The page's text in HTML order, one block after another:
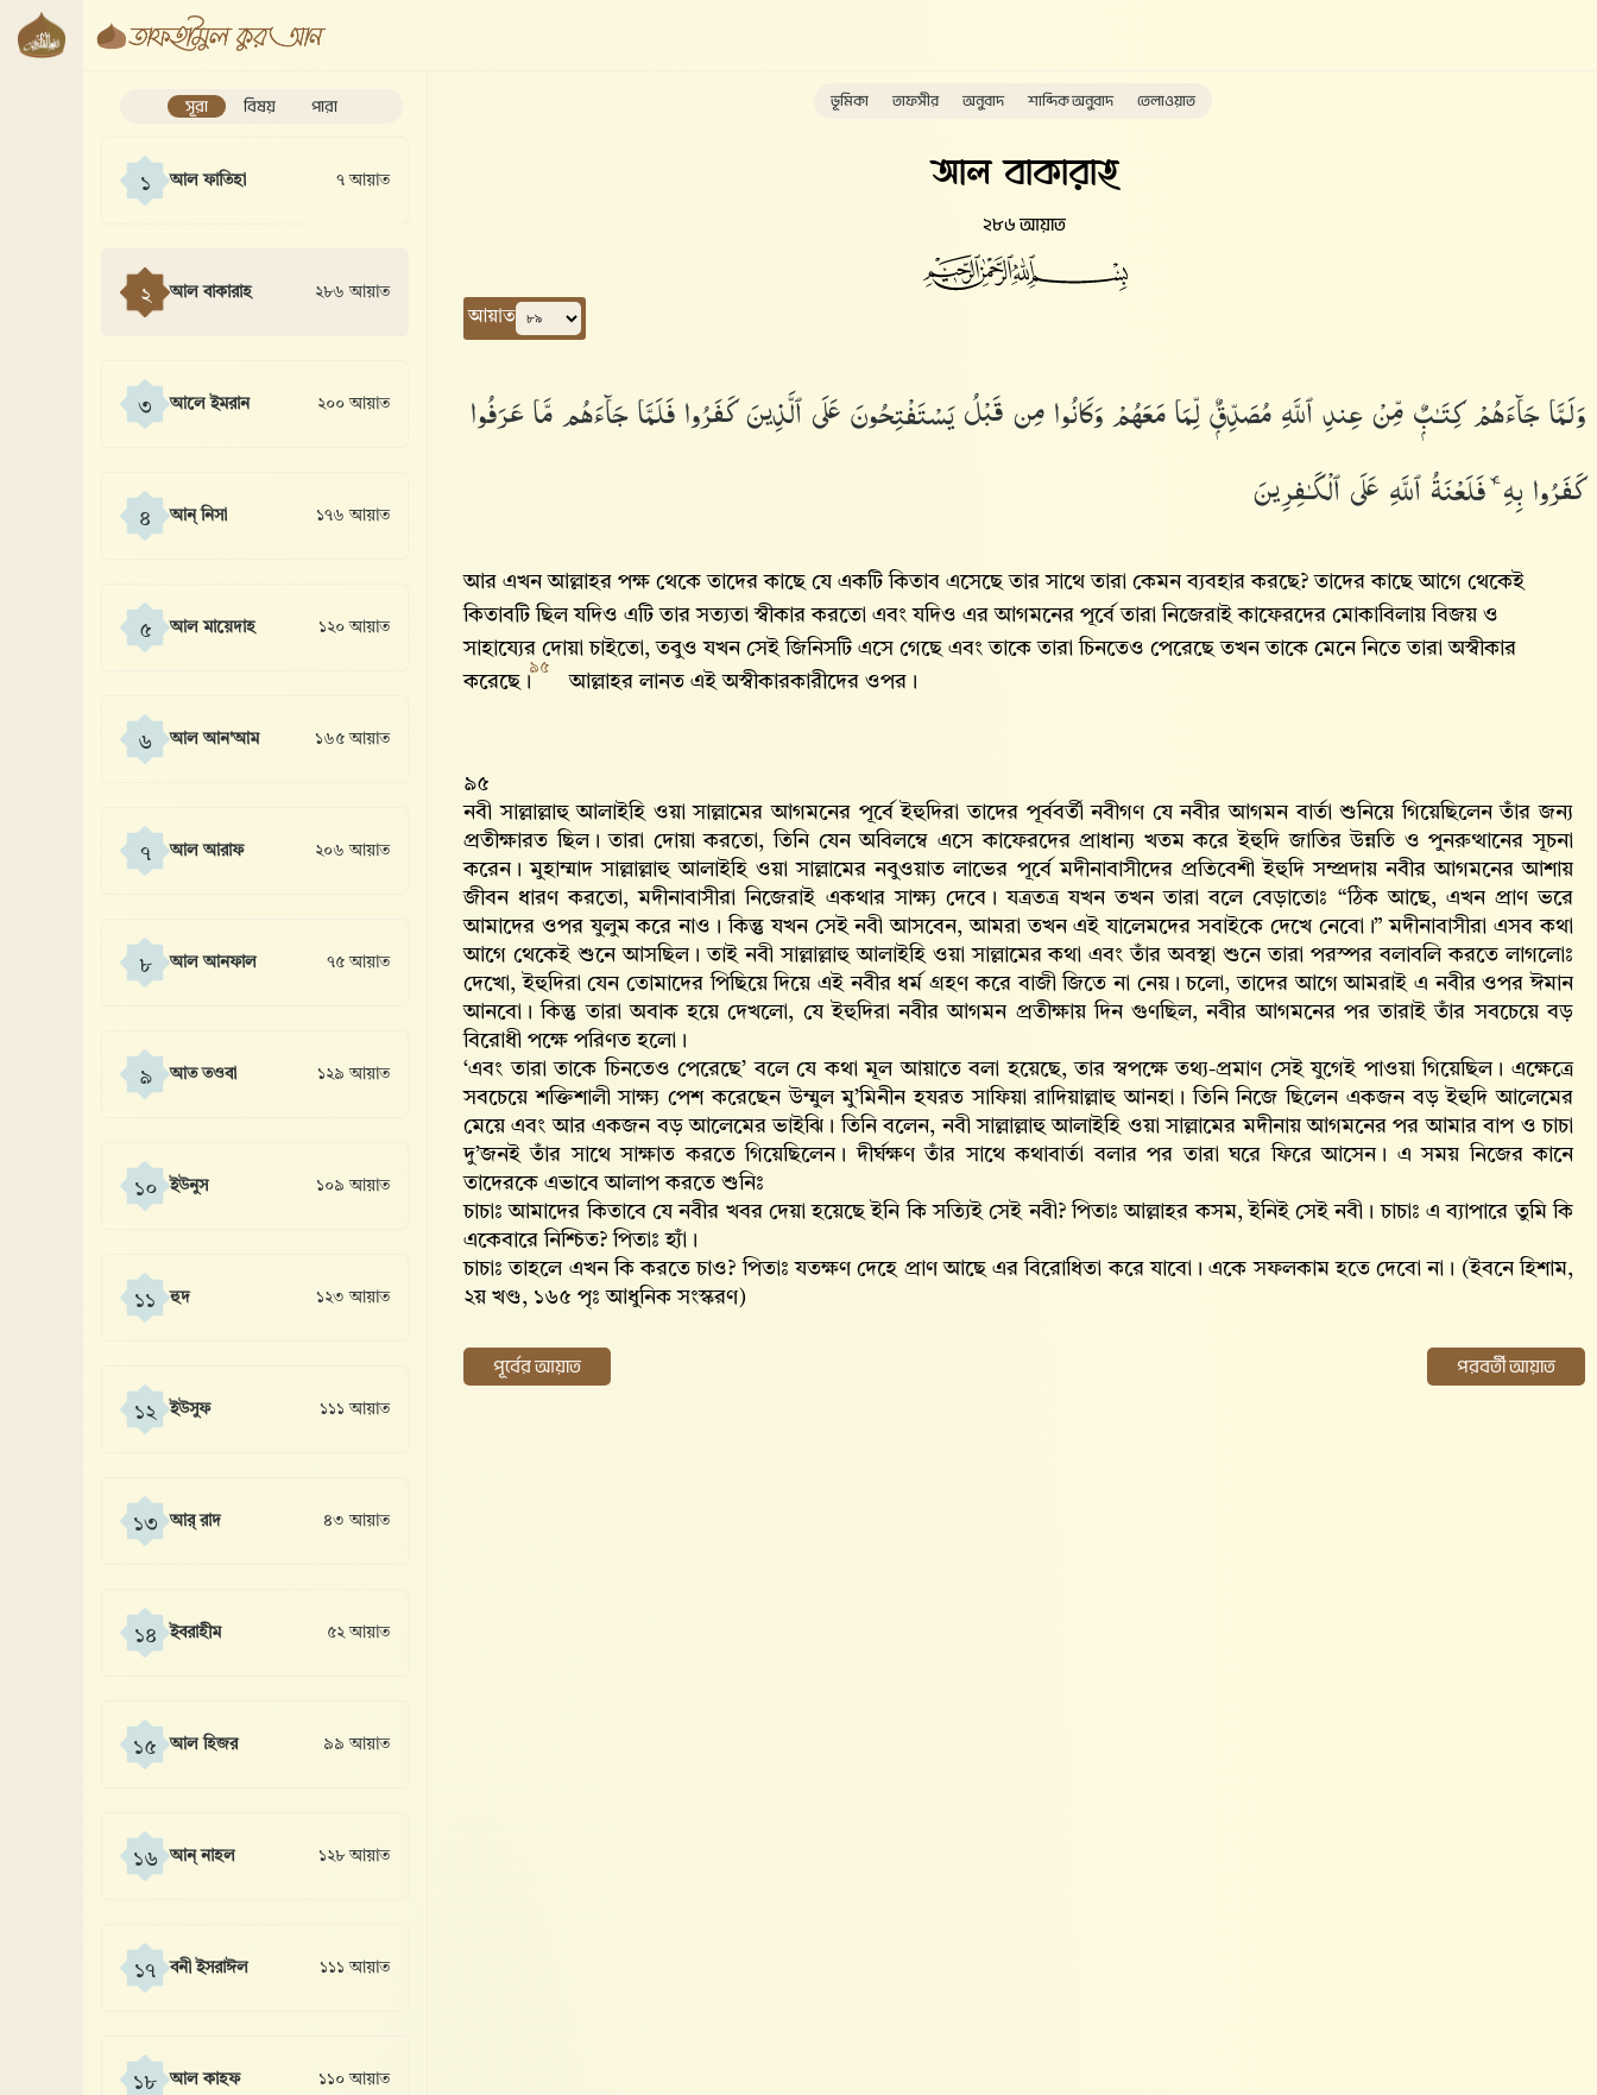
সূরা বিষয় পারা
১ আল ফাতিহা ৭ আয়াত
২ আল বাকারাহ ২৮৬ আয়াত
৩ আলে ইমরান ২০০ আয়াত
৪ আন্ নিসা ১৭৬ আয়াত
৫ আল মায়েদাহ ১২০ আয়াত
৬ আল আন'আম ১৬৫ আয়াত
৭ আল আরাফ ২০৬ আয়াত
৮ আল আনফাল ৭৫ আয়াত
৯ আত তওবা ১২৯ আয়াত
১০ ইউনুস ১০৯ আয়াত
১১ হুদ ১২৩ আয়াত
১২ ইউসুফ ১১১ আয়াত
১৩ আর্ রাদ ৪৩ আয়াত
১৪ ইবরাহীম ৫২ আয়াত
১৫ আল হিজর ৯৯ আয়াত
১৬ আন্ নাহল ১২৮ আয়াত
১৭ বনী ইসরাঈল ১১১ আয়াত
১৮ আল কাহফ ১১০ আয়াত
ভূমিকা তাফসীর অনুবাদ শাব্দিক অনুবাদ তেলাওয়াত
আল বাকারাহ
২৮৬ আয়াত
আয়াত
وَلَمَّا جَآءَهُمْ كِتَـٰبٌۭ مِّنْ عِندِ ٱللَّهِ مُصَدِّقٌۭ لِّمَا مَعَهُمْ وَكَانُوا۟ مِن قَبْلُ يَسْتَفْتِحُونَ عَلَى ٱلَّذِينَ كَفَرُوا۟ فَلَمَّا جَآءَهُم مَّا عَرَفُوا۟
كَفَرُوا۟ بِهِۦ ۚ فَلَعْنَةُ ٱللَّهِ عَلَى ٱلْكَـٰفِرِينَ
আর এখন আল্লাহর পক্ষ থেকে তাদের কাছে যে একটি কিতাব এসেছে তার সাথে তারা কেমন ব্যবহার করছে? তাদের কাছে আগে থেকেই
কিতাবটি ছিল যদিও এটি তার সত্যতা স্বীকার করতো এবং যদিও এর আগমনের পূর্বে তারা নিজেরাই কাফেরদের মোকাবিলায় বিজয় ও
সাহায্যের দোয়া চাইতো, তবুও যখন সেই জিনিসটি এসে গেছে এবং তাকে তারা চিনতেও পেরেছে তখন তাকে মেনে নিতে তারা অস্বীকার
করেছে।
৯৫
আল্লাহর লানত এই অস্বীকারকারীদের ওপর।
৯৫
নবী সাল্লাল্লাহু আলাইহি ওয়া সাল্লামের আগমনের পূর্বে ইহুদিরা তাদের পূর্ববর্তী নবীগণ যে নবীর আগমন বার্তা শুনিয়ে গিয়েছিলেন তাঁর জন্য
প্রতীক্ষারত ছিল। তারা দোয়া করতো, তিনি যেন অবিলম্বে এসে কাফেরদের প্রাধান্য খতম করে ইহুদি জাতির উন্নতি ও পুনরুত্থানের সূচনা
করেন। মুহাম্মাদ সাল্লাল্লাহু আলাইহি ওয়া সাল্লামের নবুওয়াত লাভের পূর্বে মদীনাবাসীদের প্রতিবেশী ইহুদি সম্প্রদায় নবীর আগমনের আশায়
জীবন ধারণ করতো, মদীনাবাসীরা নিজেরাই একথার সাক্ষ্য দেবে। যত্রতত্র যখন তখন তারা বলে বেড়াতোঃ “ঠিক আছে, এখন প্রাণ ভরে
আমাদের ওপর যুলুম করে নাও। কিন্তু যখন সেই নবী আসবেন, আমরা তখন এই যালেমদের সবাইকে দেখে নেবো।” মদীনাবাসীরা এসব কথা
আগে থেকেই শুনে আসছিল। তাই নবী সাল্লাল্লাহু আলাইহি ওয়া সাল্লামের কথা এবং তাঁর অবস্থা শুনে তারা পরস্পর বলাবলি করতে লাগলোঃ
দেখো, ইহুদিরা যেন তোমাদের পিছিয়ে দিয়ে এই নবীর ধর্ম গ্রহণ করে বাজী জিতে না নেয়। চলো, তাদের আগে আমরাই এ নবীর ওপর ঈমান
আনবো। কিন্তু তারা অবাক হয়ে দেখলো, যে ইহুদিরা নবীর আগমন প্রতীক্ষায় দিন গুণছিল, নবীর আগমনের পর তারাই তাঁর সবচেয়ে বড়
বিরোধী পক্ষে পরিণত হলো।
‘এবং তারা তাকে চিনতেও পেরেছে’ বলে যে কথা মূল আয়াতে বলা হয়েছে, তার স্বপক্ষে তথ্য-প্রমাণ সেই যুগেই পাওয়া গিয়েছিল। এক্ষেত্রে
সবচেয়ে শক্তিশালী সাক্ষ্য পেশ করেছেন উম্মুল মু’মিনীন হযরত সাফিয়া রাদিয়াল্লাহু আনহা। তিনি নিজে ছিলেন একজন বড় ইহুদি আলেমের
মেয়ে এবং আর একজন বড় আলেমের ভাইঝি। তিনি বলেন, নবী সাল্লাল্লাহু আলাইহি ওয়া সাল্লামের মদীনায় আগমনের পর আমার বাপ ও চাচা
দু’জনই তাঁর সাথে সাক্ষাত করতে গিয়েছিলেন। দীর্ঘক্ষণ তাঁর সাথে কথাবার্তা বলার পর তারা ঘরে ফিরে আসেন। এ সময় নিজের কানে
তাদেরকে এভাবে আলাপ করতে শুনিঃ
চাচাঃ আমাদের কিতাবে যে নবীর খবর দেয়া হয়েছে ইনি কি সত্যিই সেই নবী? পিতাঃ আল্লাহর কসম, ইনিই সেই নবী। চাচাঃ এ ব্যাপারে তুমি কি
একেবারে নিশ্চিত? পিতাঃ হ্যাঁ।
চাচাঃ তাহলে এখন কি করতে চাও? পিতাঃ যতক্ষণ দেহে প্রাণ আছে এর বিরোধিতা করে যাবো। একে সফলকাম হতে দেবো না। (ইবনে হিশাম,
২য় খণ্ড, ১৬৫ পৃঃ আধুনিক সংস্করণ)
পূর্বের আয়াত পরবর্তী আয়াত